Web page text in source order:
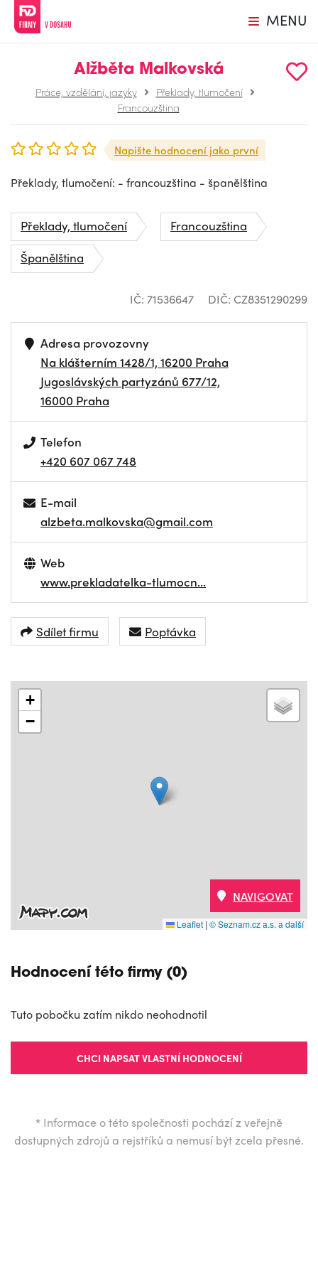
MENU
Alžběta Malkovská
Práce, vzdělání, jazyky
Překlady, tlumočení
Francouzština
Napište hodnocení jako první
Překlady, tlumočení: - francouzština - španělština
Překlady, tlumočení
Francouzština
Španělština
IČ: 71536647 DIČ: CZ8351290299
Adresa provozovny
Na klášterním 1428/1, 16200 Praha
Jugoslávských partyzánů 677/12,
16000 Praha
Telefon
+420 607 067 748
E-mail
alzbeta.malkovska@gmail.com
Web
www.prekladatelka-tlumocn…
Sdílet firmu Poptávka
+
−
Leaflet | © Seznam.cz a.s. a další
NAVIGOVAT
Hodnocení této firmy (0)
Tuto pobočku zatím nikdo neohodnotil
CHCI NAPSAT VLASTNÍ HODNOCENÍ
* Informace o této společnosti pochází z veřejně
dostupných zdrojů a rejstříků a nemusí být zcela přesné.